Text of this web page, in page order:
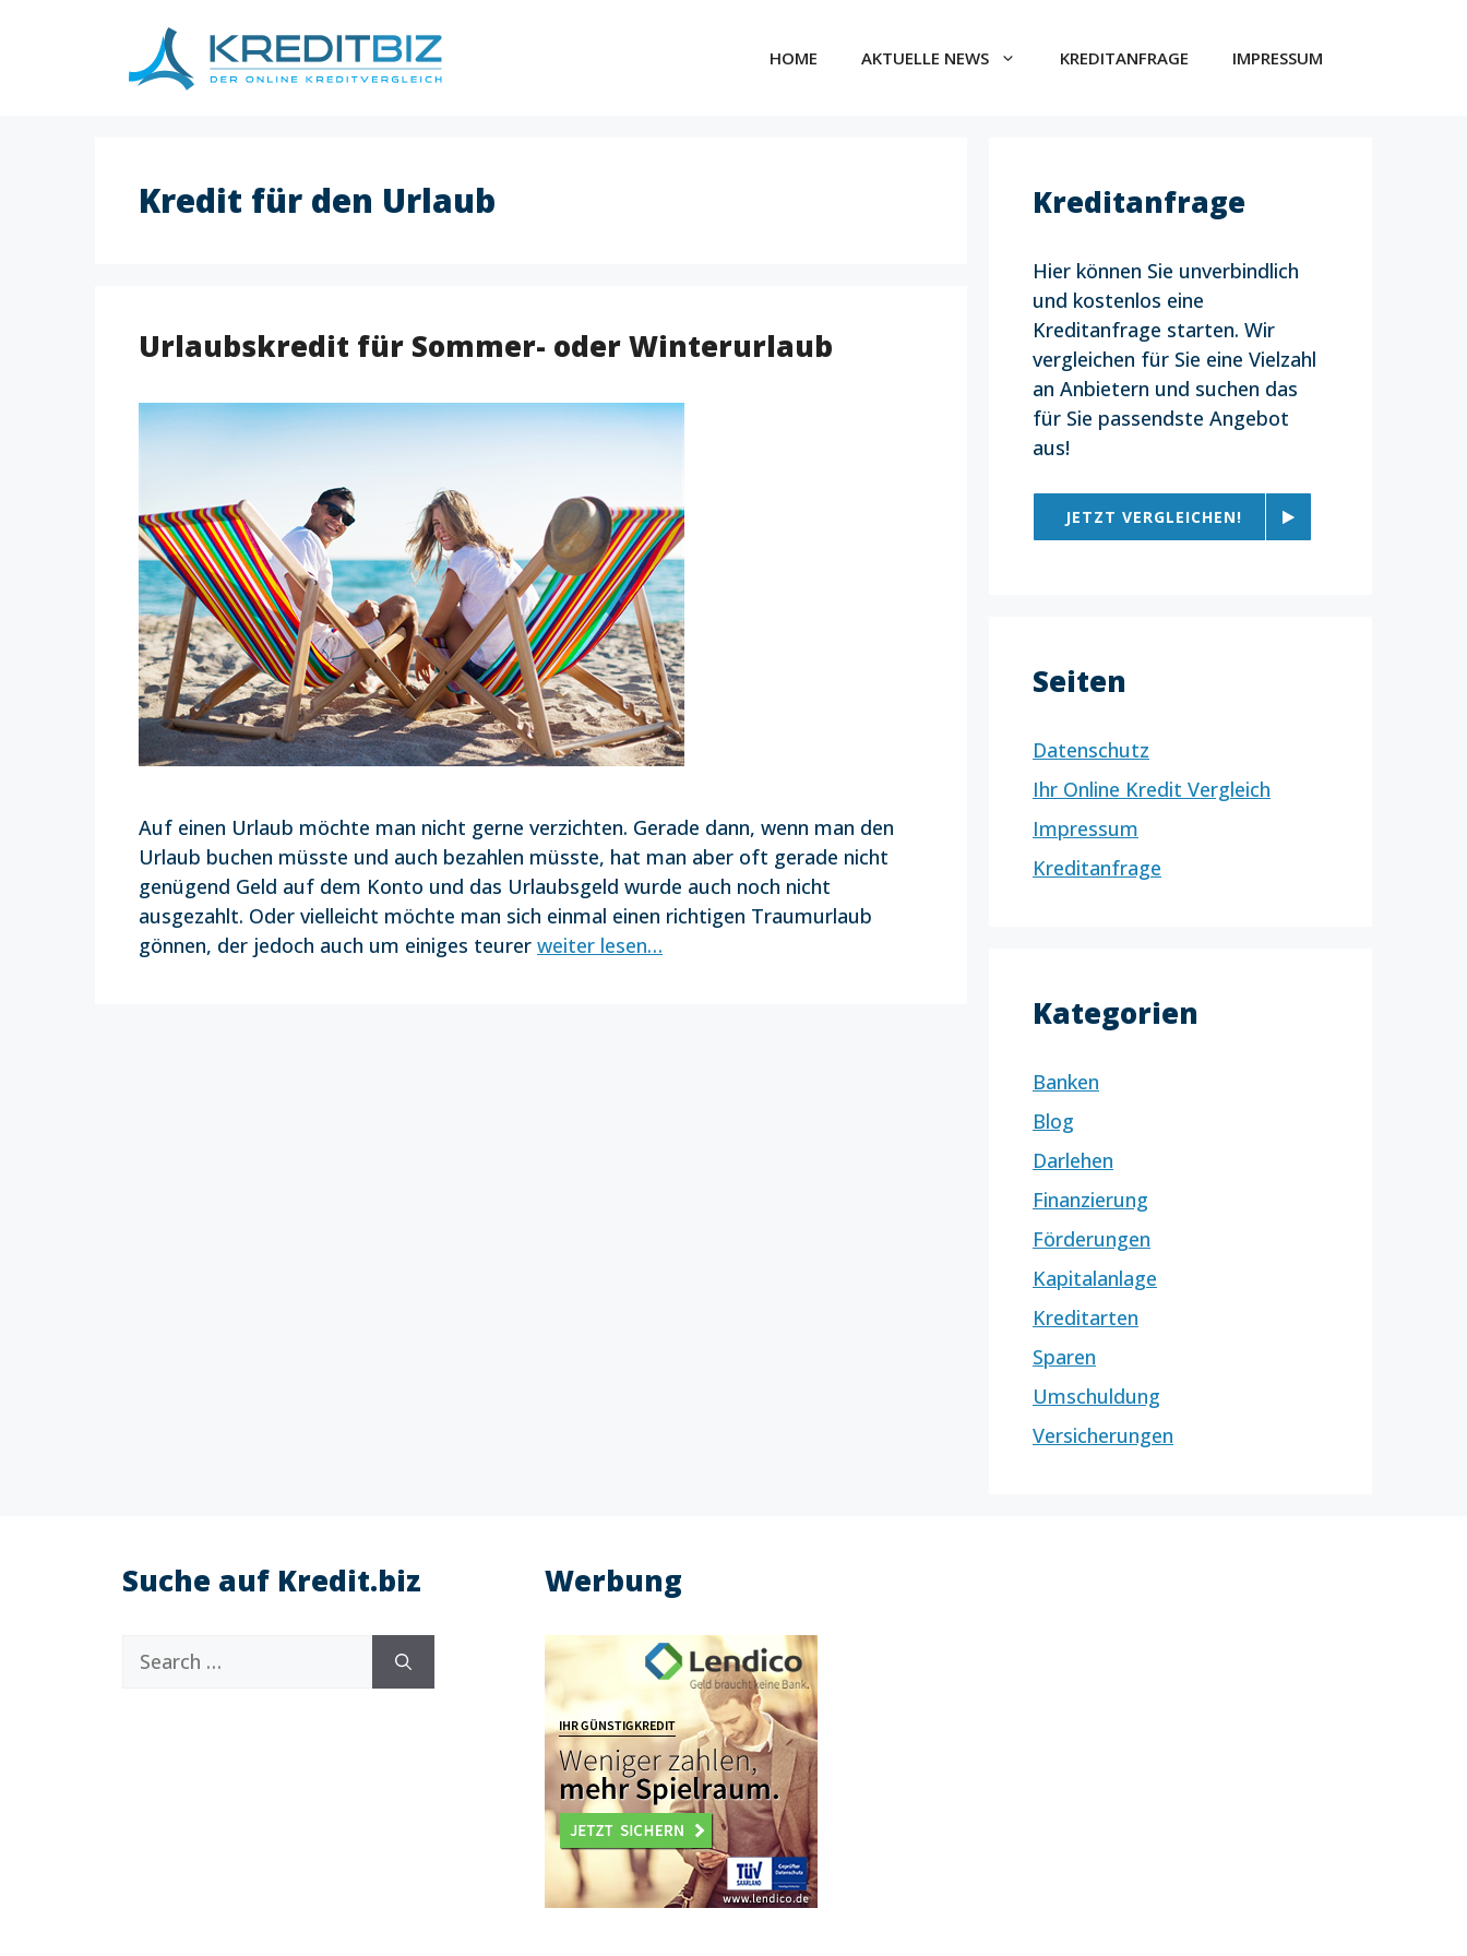
HOME AKTUELLE NEWS KREDITANFRAGE IMPRESSUM
Kredit für den Urlaub
Urlaubskredit für Sommer- oder Winterurlaub
Auf einen Urlaub möchte man nicht gerne verzichten. Gerade dann, wenn man den
Urlaub buchen müsste und auch bezahlen müsste, hat man aber oft gerade nicht
genügend Geld auf dem Konto und das Urlaubsgeld wurde auch noch nicht
ausgezahlt. Oder vielleicht möchte man sich einmal einen richtigen Traumurlaub
gönnen, der jedoch auch um einiges teurer weiter lesen…
Kreditanfrage
Hier können Sie unverbindlich
und kostenlos eine
Kreditanfrage starten. Wir
vergleichen für Sie eine Vielzahl
an Anbietern und suchen das
für Sie passendste Angebot
aus!
JETZT VERGLEICHEN!
Seiten
Datenschutz
Ihr Online Kredit Vergleich
Impressum
Kreditanfrage
Kategorien
Banken
Blog
Darlehen
Finanzierung
Förderungen
Kapitalanlage
Kreditarten
Sparen
Umschuldung
Versicherungen
Suche auf Kredit.biz
Search
for:
Werbung